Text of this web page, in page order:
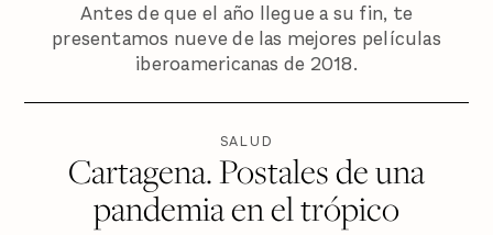
Antes de que el año llegue a su fin, te
presentamos nueve de las mejores películas
iberoamericanas de 2018.
SALUD
Cartagena. Postales de una
pandemia en el trópico